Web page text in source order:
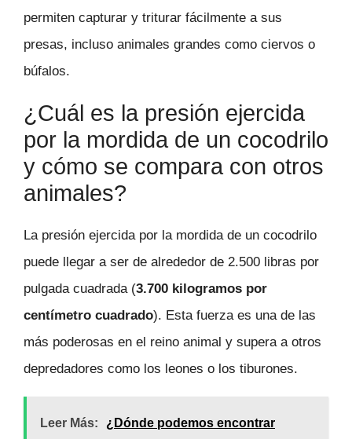
permiten capturar y triturar fácilmente a sus
presas, incluso animales grandes como ciervos o
búfalos.
¿Cuál es la presión ejercida
por la mordida de un cocodrilo
y cómo se compara con otros
animales?
La presión ejercida por la mordida de un cocodrilo
puede llegar a ser de alrededor de 2.500 libras por
pulgada cuadrada (3.700 kilogramos por
centímetro cuadrado). Esta fuerza es una de las
más poderosas en el reino animal y supera a otros
depredadores como los leones o los tiburones.
Leer Más:
¿Dónde podemos encontrar